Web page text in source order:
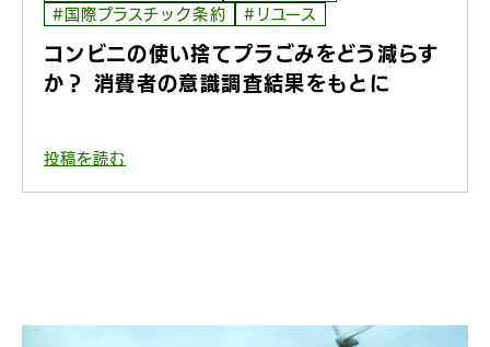
#国際プラスチック条約
#リユース
コンビニの使い捨てプラごみをどう減らす
か？ 消費者の意識調査結果をもとに
投稿を読む